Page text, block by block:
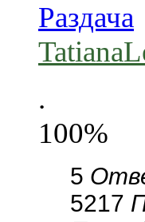
Раздача
.
100%
5
5217